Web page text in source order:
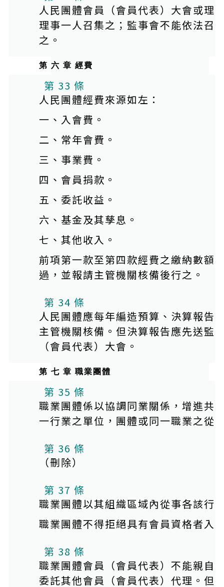
人民團體會員（會員代表）大會或理
理事一人召集之；監事會不能依法召
之。
第 六 章 經費
第 33 條
人民團體經費來源如左：
一、入會費。
二、常年會費。
三、事業費。
四、會員捐款。
五、委託收益。
六、基金及其孳息。
七、其他收入。
前項第一款至第四款經費之繳納數額
過，並報請主管機關核備後行之。
第 34 條
人民團體應每年編造預算、決算報告
主管機關核備。但決算報告應先送監
（會員代表）大會。
第 七 章 職業團體
第 35 條
職業團體係以協調同業關係，增進共
一行業之單位，團體或同一職業之從
第 36 條
（刪除）
第 37 條
職業團體以其組織區域內從事各該行
職業團體不得拒絕具有會員資格者入
第 38 條
職業團體會員（會員代表）不能親自
委託其他會員（會員代表）代理。但